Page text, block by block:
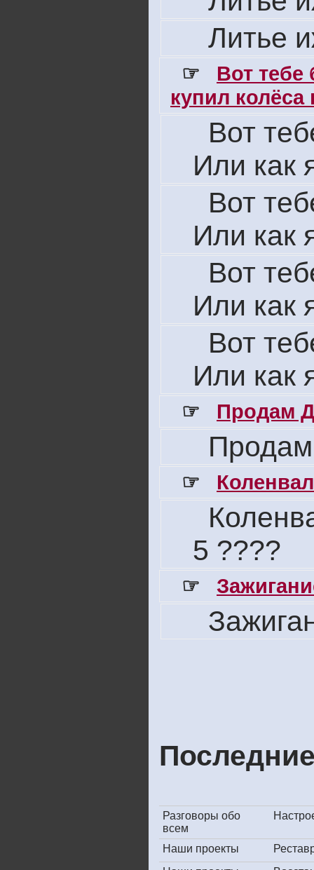
Литье
☞
Вот
купил колёса
Вот
Или как
Вот
Или как
Вот
Или как
Вот
Или как
☞ Продам
☞
5 ????
☞
Разговоры обо
всем
Наши проекты